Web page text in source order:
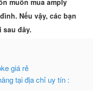
muốn mua amply
Nếu vậy, các bạn
đây.
giá rẻ
tại địa chỉ uy tín :